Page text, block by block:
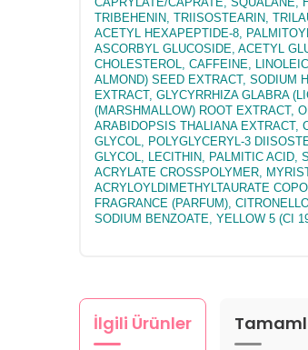
TRIBEHENIN, TRIISOSTEARIN,
ACETYL HEXAPEPTIDE-8,
ASCORBYL GLUCOSIDE, ACETYL
CHOLESTEROL, CAFFEINE,
ALMOND) SEED EXTRACT, SODIUM
EXTRACT, GLYCYRRHIZA GLABRA
(MARSHMALLOW) ROOT EXTRACT,
ARABIDOPSIS THALIANA EXTRACT,
GLYCOL, POLYGLYCERYL-3
GLYCOL, LECITHIN, PALMITIC ACID,
ACRYLATE CROSSPOLYMER,
ACRYLOYLDIMETHYLTAURATE
FRAGRANCE (PARFUM),
SODIUM BENZOATE, YELLOW 5 (CI
İlgili Ürünler